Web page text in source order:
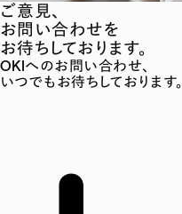
ご意見、
お問い合わせを
お待ちしております。
OKIへのお問い合わせ、
いつでもお待ちしております。